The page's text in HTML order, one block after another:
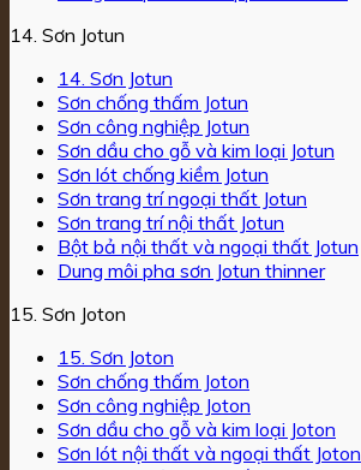
14. Sơn Jotun
14. Sơn Jotun
Sơn chống thấm Jotun
Sơn công nghiệp Jotun
Sơn dầu cho gỗ và kim loại Jotun
Sơn lót chống kiềm Jotun
Sơn trang trí ngoại thất Jotun
Sơn trang trí nội thất Jotun
Bột bả nội thất và ngoại thất Jotun
Dung môi pha sơn Jotun thinner
15. Sơn Joton
15. Sơn Joton
Sơn chống thấm Joton
Sơn công nghiệp Joton
Sơn dầu cho gỗ và kim loại Joton
Sơn lót nội thất và ngoại thất Joton